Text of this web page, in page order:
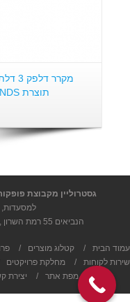
תוצרת BAMBAS-GNPG3100TNDS
גסטרוליין מקבוצת
למסעדות,
הנביאים 55 רמת השרון ,
עמוד הבית / קטלוג מוצרים /
שירות לקוחות
/ מחלקת פרויקטים
/
מפת אתר / יצירת